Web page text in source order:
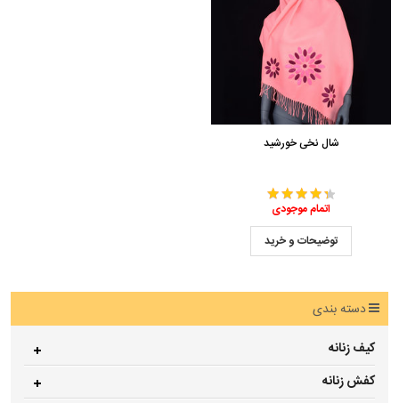
شال نخی خورشید
اتمام موجودی
توضیحات و خرید
دسته بندی
کیف زنانه
کفش زنانه